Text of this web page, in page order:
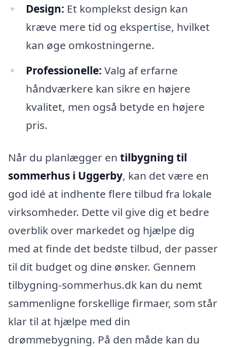
Design: Et komplekst design kan
kræve mere tid og ekspertise, hvilket
kan øge omkostningerne.
Professionelle: Valg af erfarne
håndværkere kan sikre en højere
kvalitet, men også betyde en højere
pris.
Når du planlægger en tilbygning til
sommerhus i Uggerby, kan det være en
god idé at indhente flere tilbud fra lokale
virksomheder. Dette vil give dig et bedre
overblik over markedet og hjælpe dig
med at finde det bedste tilbud, der passer
til dit budget og dine ønsker. Gennem
tilbygning-sommerhus.dk kan du nemt
sammenligne forskellige firmaer, som står
klar til at hjælpe med din
drømmebygning. På den måde kan du